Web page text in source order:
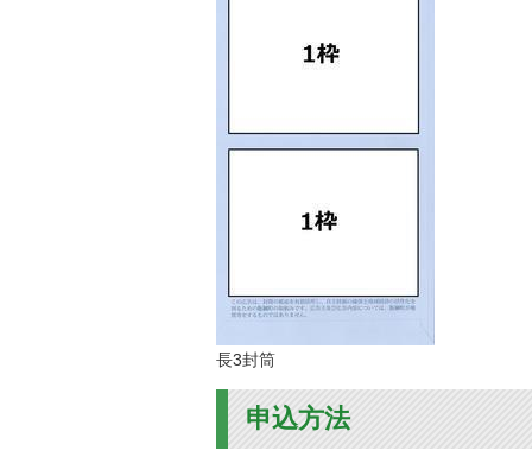
長3封筒
申込方法